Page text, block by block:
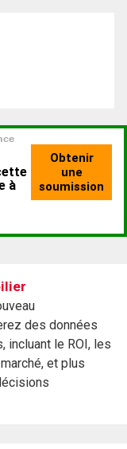
des données
le ROI, les
et plus